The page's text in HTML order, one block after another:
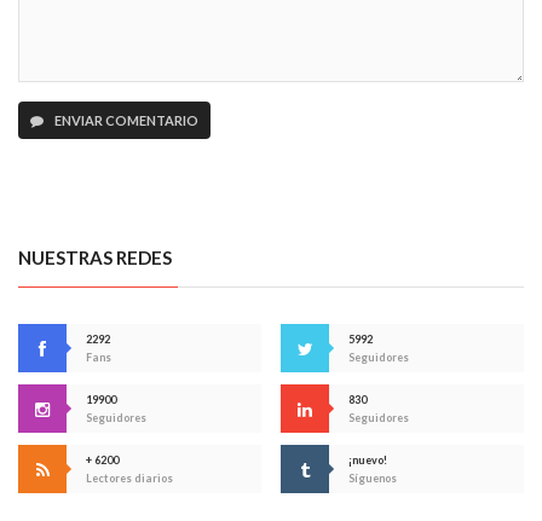
ENVIAR COMENTARIO
NUESTRAS REDES
2292
Fans
5992
Seguidores
19900
Seguidores
830
Seguidores
+ 6200
Lectores diarios
¡nuevo!
Síguenos